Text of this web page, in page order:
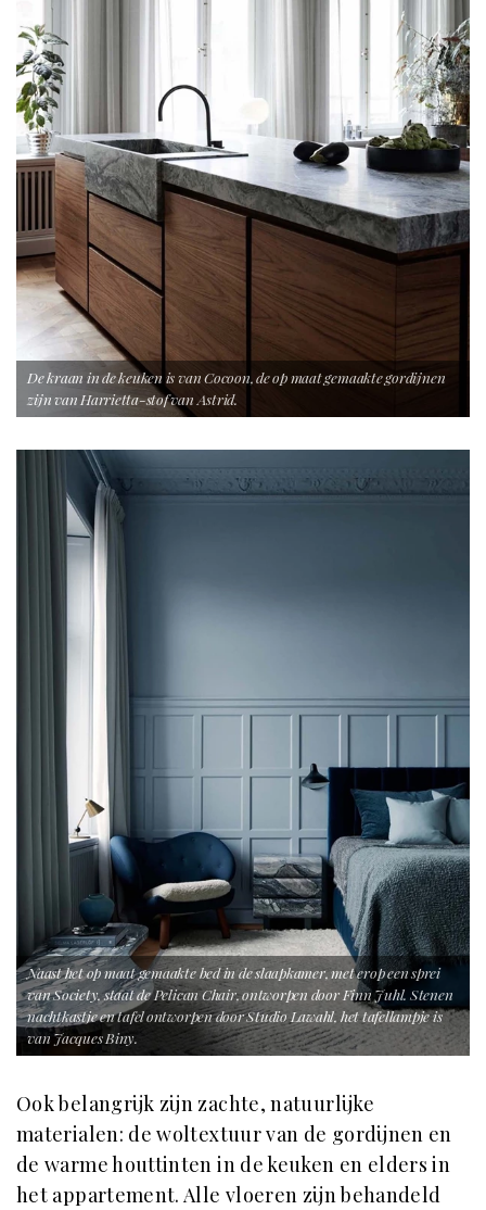
De kraan in de keuken is van Cocoon, de op maat gemaakte gordijnen
zijn van Harrietta-stof van Astrid.
Naast het op maat gemaakte bed in de slaapkamer, met erop een sprei
van Society, staat de Pelican Chair, ontworpen door Finn Juhl. Stenen
nachtkastje en tafel ontworpen door Studio Lawahl, het tafellampje is
van Jacques Biny.
Ook belangrijk zijn zachte, natuurlijke
materialen: de woltextuur van de gordijnen en
de warme houttinten in de keuken en elders in
het appartement. Alle vloeren zijn behandeld